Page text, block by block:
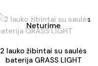
Neturime
2 lauko žibintai su saulės
baterija GRASS LIGHT